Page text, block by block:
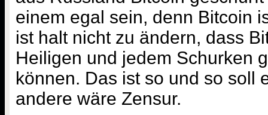
einem egal sein, denn Bitcoin
ist halt nicht zu ändern, dass
Heiligen und jedem Schurken
können. Das ist so und so soll
andere wäre Zensur.